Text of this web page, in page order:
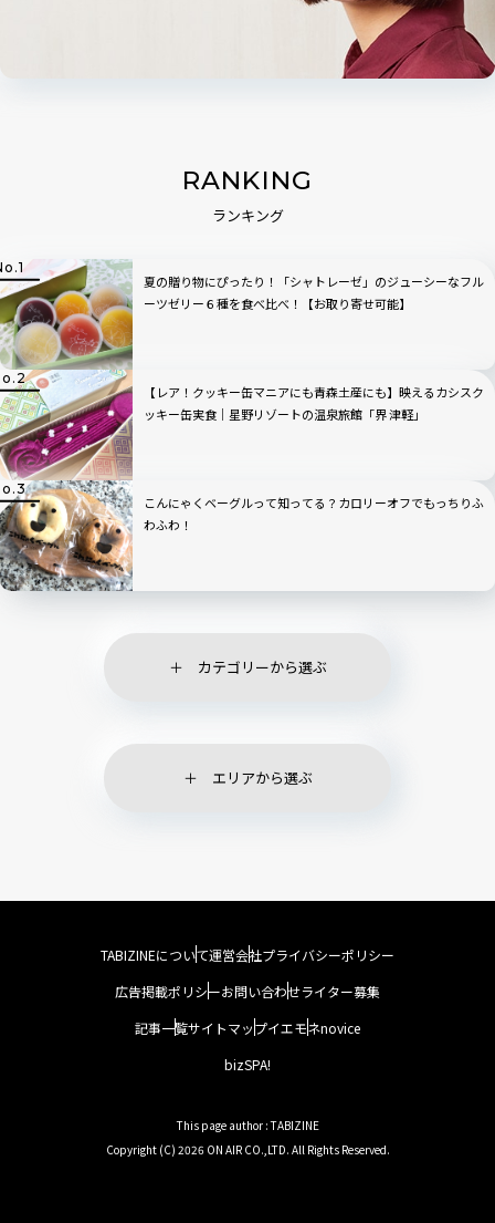
RANKING
ランキング
夏の贈り物にぴったり！「シャトレーゼ」のジューシーなフル
ーツゼリー６種を食べ比べ！【お取り寄せ可能】
【レア！クッキー缶マニアにも青森土産にも】映えるカシスク
ッキー缶実食｜星野リゾートの温泉旅館「界 津軽」
こんにゃくベーグルって知ってる？カロリーオフでもっちりふ
わふわ！
カテゴリーから選ぶ
エリアから選ぶ
TABIZINEについて運営会社プライバシーポリシー
広告掲載ポリシーお問い合わせライター募集
記事一覧サイトマップイエモネnovice
bizSPA!
This page author : TABIZINE
Copyright (C) 2026 ON AIR CO.,LTD. All Rights Reserved.